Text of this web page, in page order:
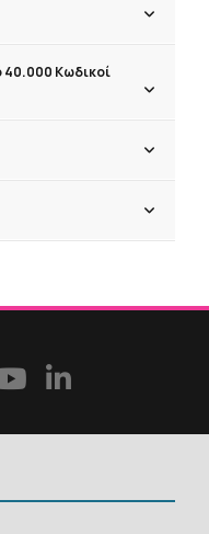
Κωδικοί